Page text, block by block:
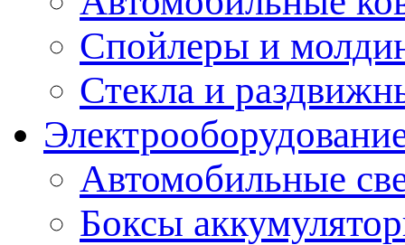
Спойлеры и
Стекла и
Автомобильные
Боксы